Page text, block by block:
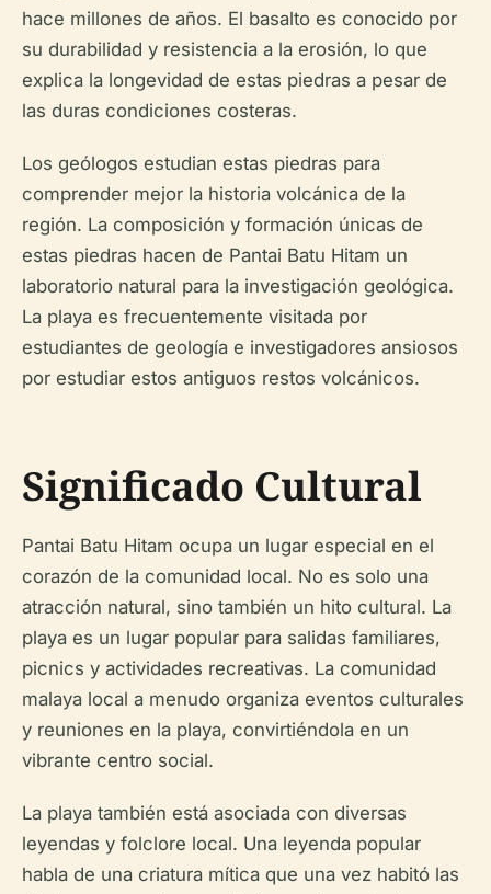
hace millones de años. El basalto es conocido por
su durabilidad y resistencia a la erosión, lo que
explica la longevidad de estas piedras a pesar de
las duras condiciones costeras.
Los geólogos estudian estas piedras para
comprender mejor la historia volcánica de la
región. La composición y formación únicas de
estas piedras hacen de Pantai Batu Hitam un
laboratorio natural para la investigación geológica.
La playa es frecuentemente visitada por
estudiantes de geología e investigadores ansiosos
por estudiar estos antiguos restos volcánicos.
Significado Cultural
Pantai Batu Hitam ocupa un lugar especial en el
corazón de la comunidad local. No es solo una
atracción natural, sino también un hito cultural. La
playa es un lugar popular para salidas familiares,
picnics y actividades recreativas. La comunidad
malaya local a menudo organiza eventos culturales
y reuniones en la playa, convirtiéndola en un
vibrante centro social.
La playa también está asociada con diversas
leyendas y folclore local. Una leyenda popular
habla de una criatura mítica que una vez habitó las